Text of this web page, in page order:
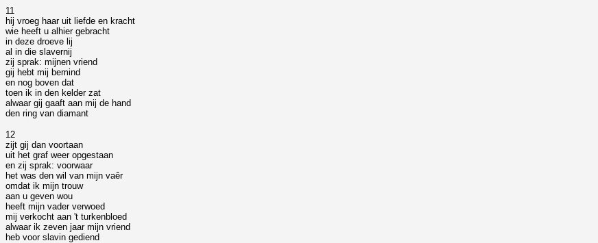
11
hij vroeg haar uit liefde en kracht
wie heeft u alhier gebracht
in deze droeve lij
al in die slavernij
zij sprak: mijnen vriend
gij hebt mij bemind
en nog boven dat
toen ik in den kelder zat
alwaar gij gaaft aan mij de hand
den ring van diamant
12
zijt gij dan voortaan
uit het graf weer opgestaan
en zij sprak: voorwaar
het was den wil van mijn vaêr
omdat ik mijn trouw
aan u geven wou
heeft mijn vader verwoed
mij verkocht aan 't turkenbloed
alwaar ik zeven jaar mijn vriend
heb voor slavin gediend